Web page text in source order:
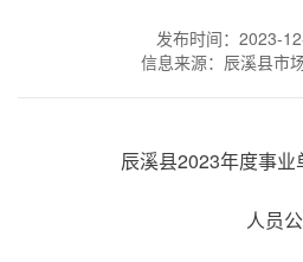
发布时间：2023-
信息来源：辰溪县市
辰溪县2023年度事
人员